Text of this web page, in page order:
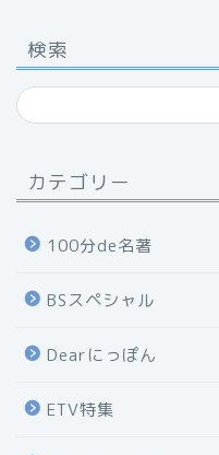
検索
カテゴリー
100分de名著
BSスペシャル
Dearにっぽん
ETV特集